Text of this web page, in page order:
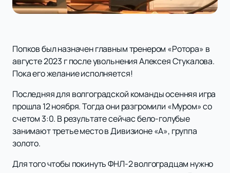
Попков был назначен главным тренером «Ротора» в
августе 2023 г после увольнения Алексея Стукалова.
Пока его желание исполняется!
Последняя для волгоградской команды осенняя игра
прошла 12 ноября. Тогда они разгромили «Муром» со
счетом 3:0. В результате сейчас бело-голубые
занимают третье место в Дивизионе «А», группа
золото.
Для того чтобы покинуть ФНЛ-2 волгоградцам нужно